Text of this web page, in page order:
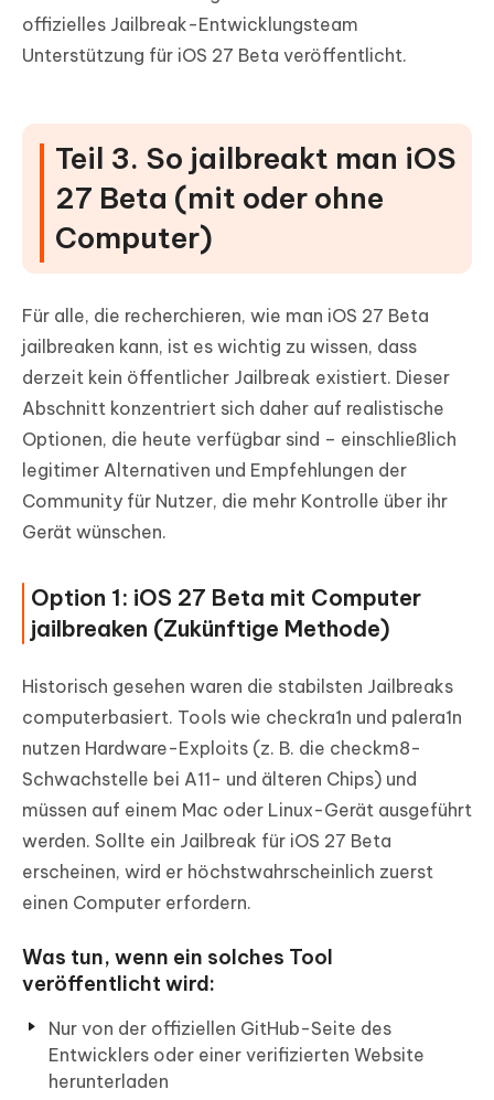
offizielles Jailbreak-Entwicklungsteam
Unterstützung für iOS 27 Beta veröffentlicht.
Teil 3. So jailbreakt man iOS
27 Beta (mit oder ohne
Computer)
Für alle, die recherchieren, wie man iOS 27 Beta
jailbreaken kann, ist es wichtig zu wissen, dass
derzeit kein öffentlicher Jailbreak existiert. Dieser
Abschnitt konzentriert sich daher auf realistische
Optionen, die heute verfügbar sind – einschließlich
legitimer Alternativen und Empfehlungen der
Community für Nutzer, die mehr Kontrolle über ihr
Gerät wünschen.
Option 1: iOS 27 Beta mit Computer
jailbreaken (Zukünftige Methode)
Historisch gesehen waren die stabilsten Jailbreaks
computerbasiert. Tools wie checkra1n und palera1n
nutzen Hardware-Exploits (z. B. die checkm8-
Schwachstelle bei A11- und älteren Chips) und
müssen auf einem Mac oder Linux-Gerät ausgeführt
werden. Sollte ein Jailbreak für iOS 27 Beta
erscheinen, wird er höchstwahrscheinlich zuerst
einen Computer erfordern.
Was tun, wenn ein solches Tool
veröffentlicht wird:
Nur von der offiziellen GitHub-Seite des
Entwicklers oder einer verifizierten Website
herunterladen